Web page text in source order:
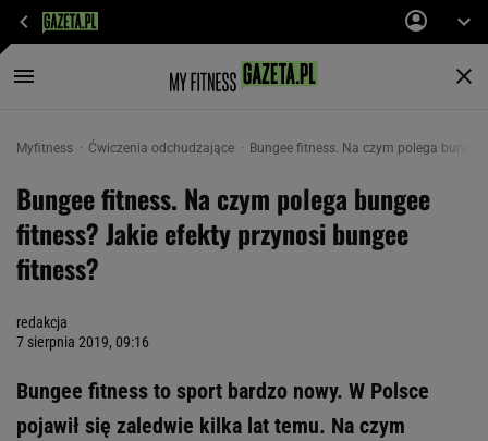
Myfitness Ćwiczenia odchudzające Bungee fitness. Na czym polega
Bungee fitness. Na czym polega bungee
fitness? Jakie efekty przynosi bungee
fitness?
redakcja
7 sierpnia 2019, 09:16
Bungee fitness to sport bardzo nowy. W Polsce
pojawił się zaledwie kilka lat temu. Na czym